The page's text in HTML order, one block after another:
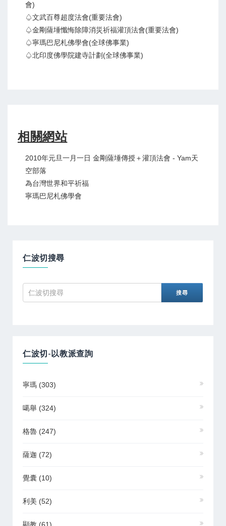
會)
♤文武百尊超度法會(重要法會)
♤金剛薩埵懺悔除障消災祈福灌頂法會(重要法會)
♤寧瑪巴尼札佛學會(全球佛事業)
♤北印度佛學院建寺計劃(全球佛事業)
相關網站
2010年元旦一月一日 金剛薩埵傳授＋灌頂法會 - Yam天
空部落
為台灣世界和平祈福
寧瑪巴尼札佛學會
仁波切搜尋
仁波切-以教派查詢
寧瑪 (303)
噶舉 (324)
格魯 (247)
薩迦 (72)
覺囊 (10)
利美 (52)